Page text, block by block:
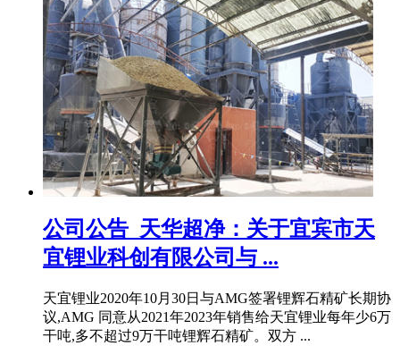
公司公告_天华超净：关于宜宾市天
宜锂业科创有限公司与 ...
天宜锂业2020年10月30日与AMG签署锂辉石精矿长期协
议,AMG 同意从2021年2023年销售给天宜锂业每年少6万
干吨,多不超过9万干吨锂辉石精矿。双方 ...